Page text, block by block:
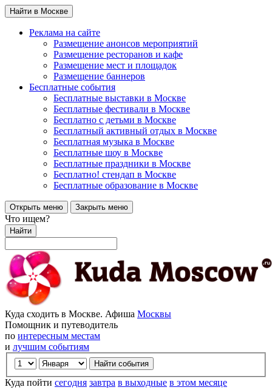
Найти в Москве
Реклама на сайте
Размещение анонсов мероприятий
Размещение ресторанов и кафе
Размещение мест и площадок
Размещение баннеров
Бесплатные события
Бесплатные выставки в Москве
Бесплатные фестивали в Москве
Бесплатно с детьми в Москве
Бесплатный активный отдых в Москве
Бесплатная музыка в Москве
Бесплатные шоу в Москве
Бесплатные праздники в Москве
Бесплатно! стендап в Москве
Бесплатные образование в Москве
Открыть меню Закрыть меню
Что ищем?
Найти
Куда сходить в Москве. Афиша Москвы
Помощник и путеводитель
по интересным местам
и лучшим событиям
Куда пойти сегодня завтра в выходные в этом месяце